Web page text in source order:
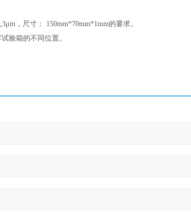
，尺寸： 150mm*70mm*1mm的要求。
验箱的不同位置。